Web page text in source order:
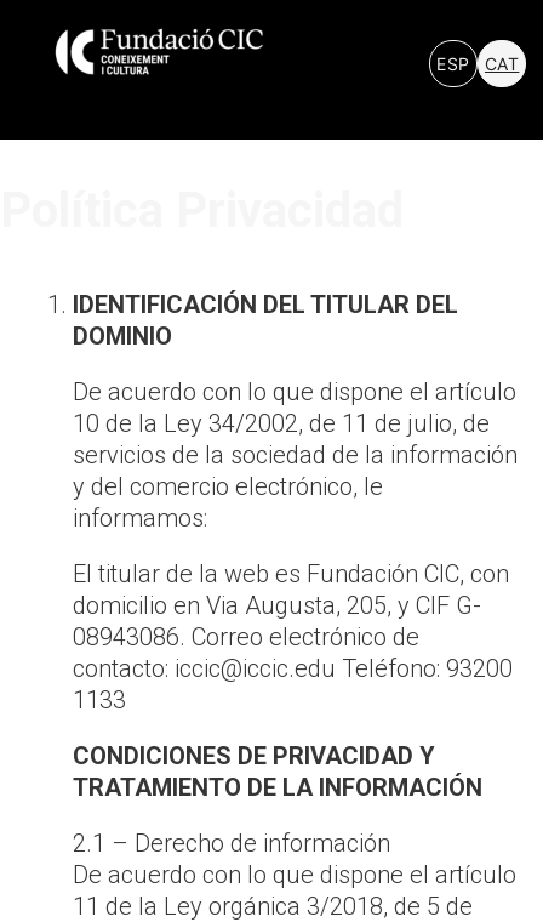
ESP CAT
IDENTIFICACIÓN DEL TITULAR DEL
DOMINIO
De acuerdo con lo que dispone el artículo
10 de la Ley 34/2002, de 11 de julio, de
servicios de la sociedad de la información
y del comercio electrónico, le
informamos:
El titular de la web es Fundación CIC, con
domicilio en Via Augusta, 205, y CIF G-
08943086. Correo electrónico de
contacto: iccic@iccic.edu Teléfono: 93200
1133
CONDICIONES DE PRIVACIDAD Y
TRATAMIENTO DE LA INFORMACIÓN
2.1 – Derecho de información
De acuerdo con lo que dispone el artículo
11 de la Ley orgánica 3/2018, de 5 de